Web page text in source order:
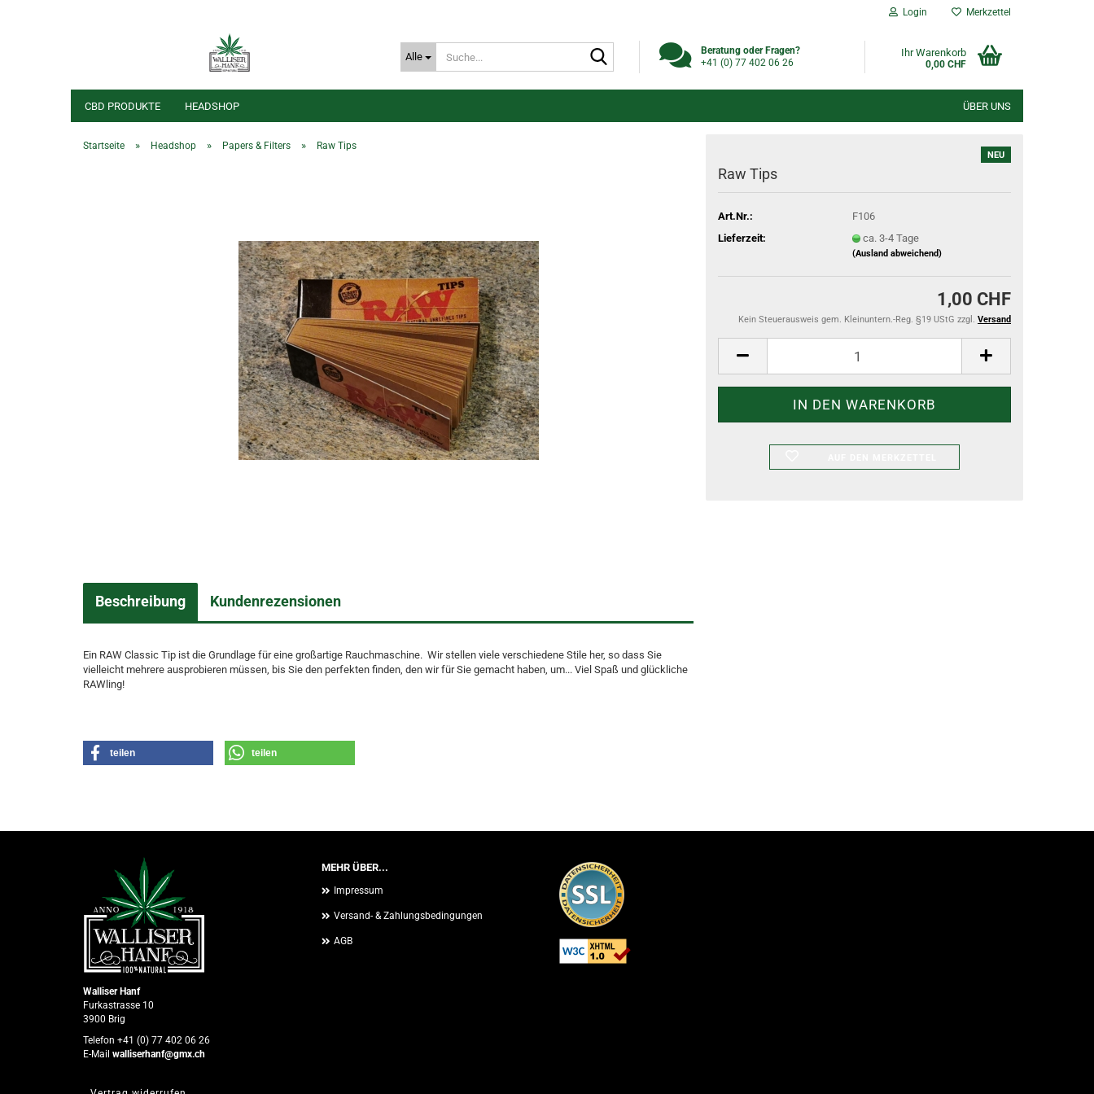
Login Merkzettel
Alle
Beratung oder Fragen?
+41 (0) 77 402 06 26
Ihr Warenkorb
0,00 CHF
CBD PRODUKTE HEADSHOP ÜBER UNS
Startseite » Headshop » Papers & Filters » Raw Tips
NEU
Raw Tips
Art.Nr.:
F106
Lieferzeit:
ca. 3-4 Tage
(Ausland abweichend)
1,00 CHF
Kein Steuerausweis gem. Kleinuntern.-Reg. §19 UStG zzgl. Versand
Beschreibung Kundenrezensionen
Ein RAW Classic Tip ist die Grundlage für eine großartige Rauchmaschine. Wir stellen viele verschiedene Stile her, so dass Sie
vielleicht mehrere ausprobieren müssen, bis Sie den perfekten finden, den wir für Sie gemacht haben, um... Viel Spaß und glückliche
RAWling!
teilen teilen
MEHR ÜBER...
Impressum
Versand- & Zahlungsbedingungen
AGB
Walliser Hanf
Furkastrasse 10
3900 Brig
Telefon +41 (0) 77 402 06 26
E-Mail walliserhanf@gmx.ch